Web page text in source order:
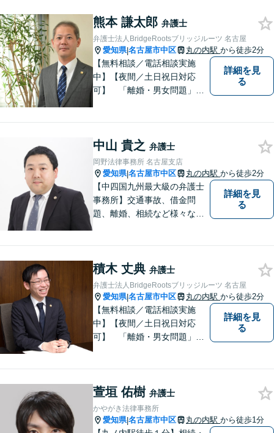
る方の心の支えになれるよ
う、全力で業務に取り組みま
す。【休日・夜間面談可能】
熊本 謙太郎 弁護士
弁護士法人BridgeRootsブリッジルーツ 名古屋
愛知県|名古屋市中区 丸の内駅 から徒歩2分
【無料相談／電話相談実施
中】【夜間／土日祝日対応
可】 「離婚・男女問題」
弁護士と事務職員が力を合わ
せ、依頼者のみなさまに満足
していただけるようサポート
いたします！
詳細を見
る
中山 貴之 弁護士
岡野法律事務所 名古屋支店
愛知県|名古屋市中区 丸の内駅 から徒歩2分
【中四国九州最大級の弁護士
事務所】交通事故、借金問
題、離婚、相続など様々な問
い！
詳細を見
る
積木 丈典 弁護士
弁護士法人BridgeRootsブリッジルーツ 名古屋
愛知県|名古屋市中区 丸の内駅 から徒歩2分
【無料相談／電話相談実施
中】【夜間／土日祝日対応
可】 「離婚・男女問題」
弁護士と事務職員が力を合わ
せ、依頼者のみなさまに満足
していただけるようサポート
詳細を見
る
萱垣 佑樹 弁護士
かやがき法律事務所
愛知県|名古屋市中区 丸の内駅 から徒歩1分